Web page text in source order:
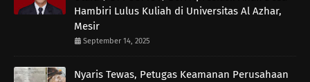
Hambiri Lulus Kuliah di Universitas Al Azhar,
Mesir
September 14, 2025
Nyaris Tewas, Petugas Keamanan Perusahaan